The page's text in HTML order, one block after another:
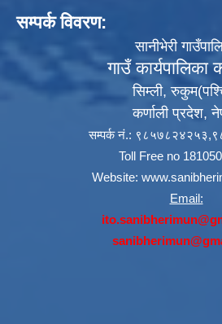
सम्पर्क विवरण:
सानीभेरी
गाउँ कार्यपालिका
सिम्ली,
कर्णाली प्रदेश,
सम्पर्क नं.:
Toll Free no
Website:
Email: